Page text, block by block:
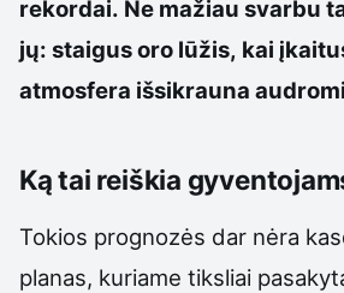
rekordai. Ne mažiau svarbu
jų: staigus oro lūžis, kai
atmosfera išsikrauna
Ką tai reiškia
Tokios prognozės dar nėra
planas, kuriame tiksliai